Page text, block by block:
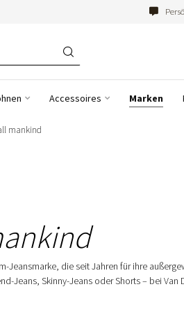
Accessoires Marken
mankind
Jeansmarke, die seit Jahren für ihre
Jeans, Skinny-Jeans oder Shorts – bei